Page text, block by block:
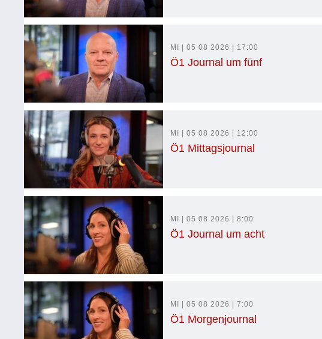
MI | 05 08 2026 | 17:00
Ö1 Journal um fünf
MI | 05 08 2026 | 12:00
Ö1 Mittagsjournal
MI | 05 08 2026 | 8:00
Ö1 Journal um acht
MI | 05 08 2026 | 7:00
Ö1 Morgenjournal